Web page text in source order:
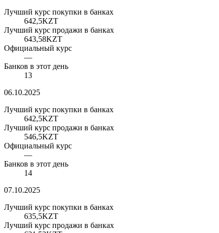
Лучший курс покупки в банках
642,5KZT
Лучший курс продажи в банках
643,58KZT
Официальный курс
—
Банков в этот день
13
06.10.2025
Лучший курс покупки в банках
642,5KZT
Лучший курс продажи в банках
546,5KZT
Официальный курс
—
Банков в этот день
14
07.10.2025
Лучший курс покупки в банках
635,5KZT
Лучший курс продажи в банках